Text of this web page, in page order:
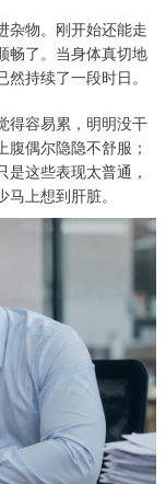
杂物。刚开始还能走
畅了。当身体真切地
持续了一段时日。
得容易累，明明没干
偶尔隐隐不舒服；
这些表现太普通，
上想到肝脏。